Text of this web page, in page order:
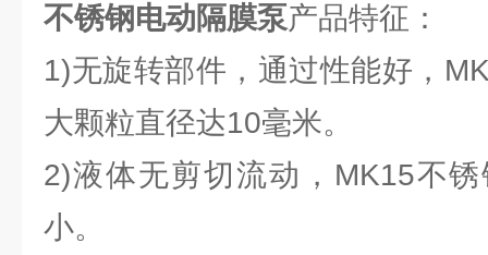
不锈钢电动隔膜泵产品特征：
1)无旋转部件，通过性能好，
大颗粒直径达10毫米。
2)液体无剪切流动，MK15不
小。